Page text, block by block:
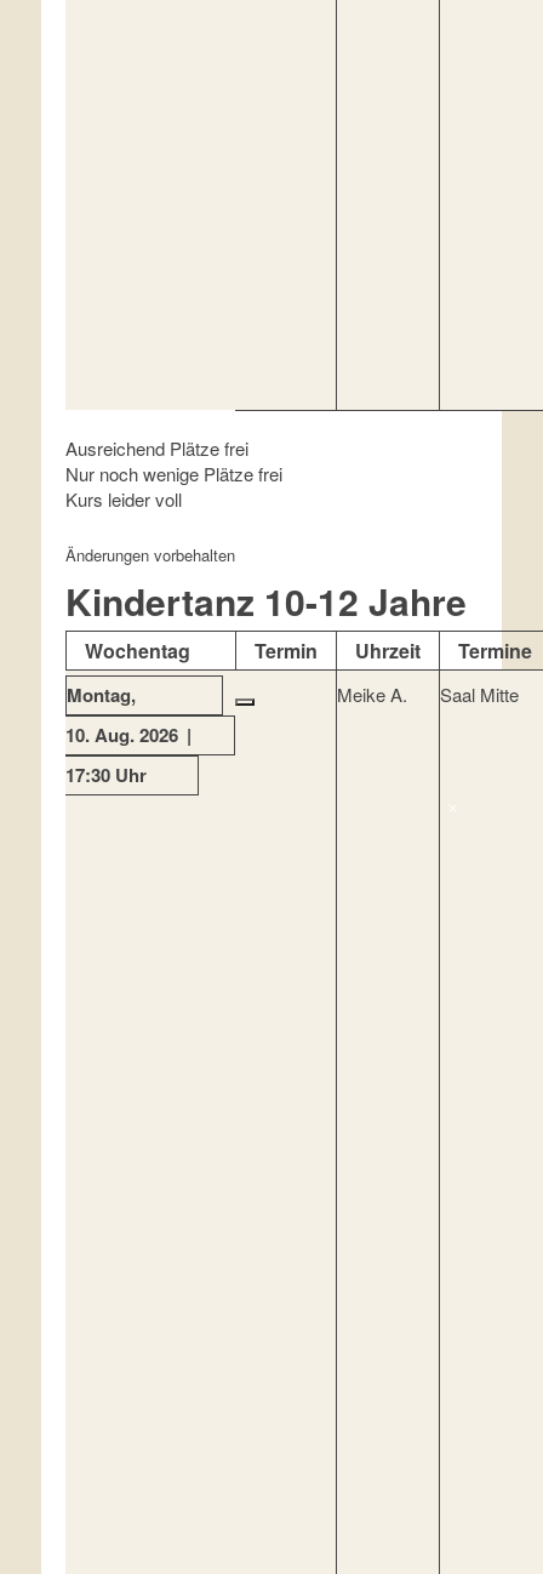
Ausreichend Plätze frei
Nur noch wenige Plätze frei
Kurs leider voll
Änderungen vorbehalten
Kindertanz 10-12 Jahre
Wochentag Termin Uhrzeit Termine
Montag
10. Aug. 2026
17:30 Uhr
Meike A. Saal Mitte
×